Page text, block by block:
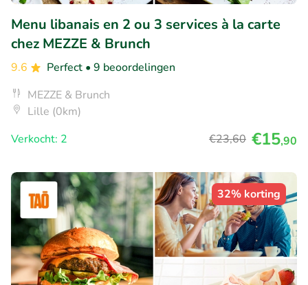
Menu libanais en 2 ou 3 services à la carte
chez MEZZE & Brunch
9.6 Perfect • 9 beoordelingen
MEZZE & Brunch
Lille (0km)
Verkocht: 2
€23,60 €15,90
32% korting